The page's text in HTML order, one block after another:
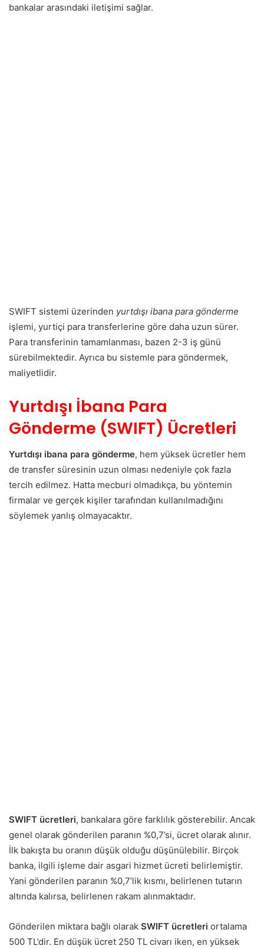
bankalar arasındaki iletişimi sağlar.
SWIFT sistemi üzerinden yurtdışı ibana para gönderme
işlemi, yurtiçi para transferlerine göre daha uzun sürer.
Para transferinin tamamlanması, bazen 2-3 iş günü
sürebilmektedir. Ayrıca bu sistemle para göndermek,
maliyetlidir.
Yurtdışı İbana Para
Gönderme (SWIFT) Ücretleri
Yurtdışı ibana para gönderme, hem yüksek ücretler hem
de transfer süresinin uzun olması nedeniyle çok fazla
tercih edilmez. Hatta mecburi olmadıkça, bu yöntemin
firmalar ve gerçek kişiler tarafından kullanılmadığını
söylemek yanlış olmayacaktır.
SWIFT ücretleri, bankalara göre farklılık gösterebilir. Ancak
genel olarak gönderilen paranın %0,7’si, ücret olarak alınır.
İlk bakışta bu oranın düşük olduğu düşünülebilir. Birçok
banka, ilgili işleme dair asgari hizmet ücreti belirlemiştir.
Yani gönderilen paranın %0,7’lik kısmı, belirlenen tutarın
altında kalırsa, belirlenen rakam alınmaktadır.
Gönderilen miktara bağlı olarak SWIFT ücretleri ortalama
500 TL’dir. En düşük ücret 250 TL civarı iken, en yüksek